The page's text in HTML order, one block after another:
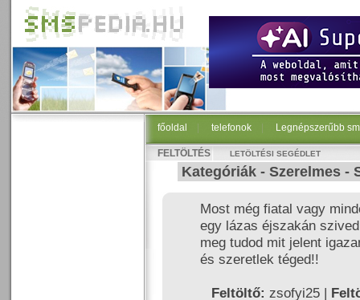
főoldal telefonok Legnépszerűbb
FELTÖLTÉS LETÖLTÉSI SEGÉDLET
Kategóriák - Szerelmes -
Most még fiatal vagy
egy lázas éjszakán
meg tudod mit jelent
és szeretlek téged!!
Feltöltő: zsofyi25 |